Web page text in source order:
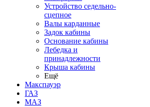
Устройство седельно-
сцепное
Валы карданные
Задок кабины
Основание кабины
Лебедка и
принадлежности
Крыша кабины
Ещё
Макспауэр
ГАЗ
МАЗ